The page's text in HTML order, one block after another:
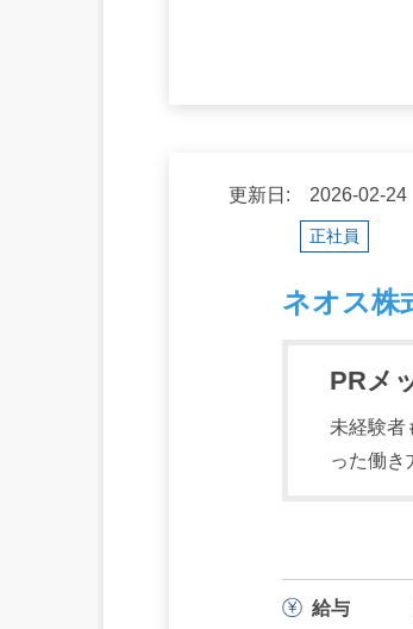
更新日: 2026-02-24
正社員
ネオス株
PRメ
未経験者
った働き
給与